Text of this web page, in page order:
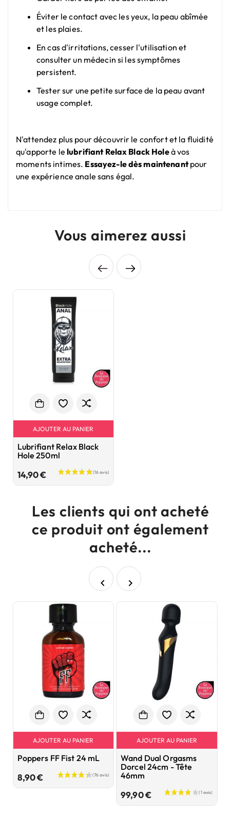
Éviter le contact avec les yeux, la peau abîmée
et les plaies.
En cas d'irritations, cesser l'utilisation et
consulter un médecin si les symptômes
persistent.
Tester sur une petite surface de la peau avant
usage complet.
N'attendez plus pour découvrir le confort et la fluidité
qu'apporte le lubrifiant Relax Black Holeà vos
moments intimes. Essayez-le dès maintenantpour
une expérience anale sans égal.
Vous aimerez aussi
AJOUTER AU PANIER
Lubrifiant Relax Black
Hole 250ml
14,90 €Prix
Les clients qui ont acheté
ce produit ont également
acheté...
 
AJOUTER AU PANIER
Poppers FF Fist 24 mL
8,90 €Prix
AJOUTER AU PANIER
Wand Dual Orgasms
Dorcel 24cm - Tête
46mm
99,90 €Prix